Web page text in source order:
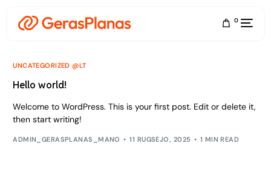
0
UNCATEGORIZED @LT
Hello world!
Welcome to WordPress. This is your first post. Edit or delete it,
then start writing!
ADMIN_GERASPLANAS_MANO 11 RUGSĖJO, 2025 1 MIN READ